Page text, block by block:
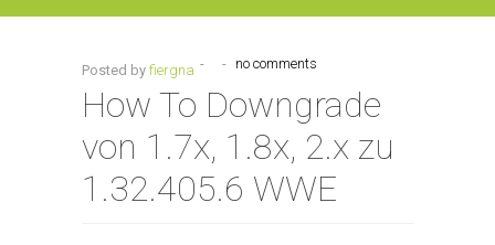
Posted by fiergna - - no comments
How To Downgrade
von 1.7x, 1.8x, 2.x zu
1.32.405.6 WWE